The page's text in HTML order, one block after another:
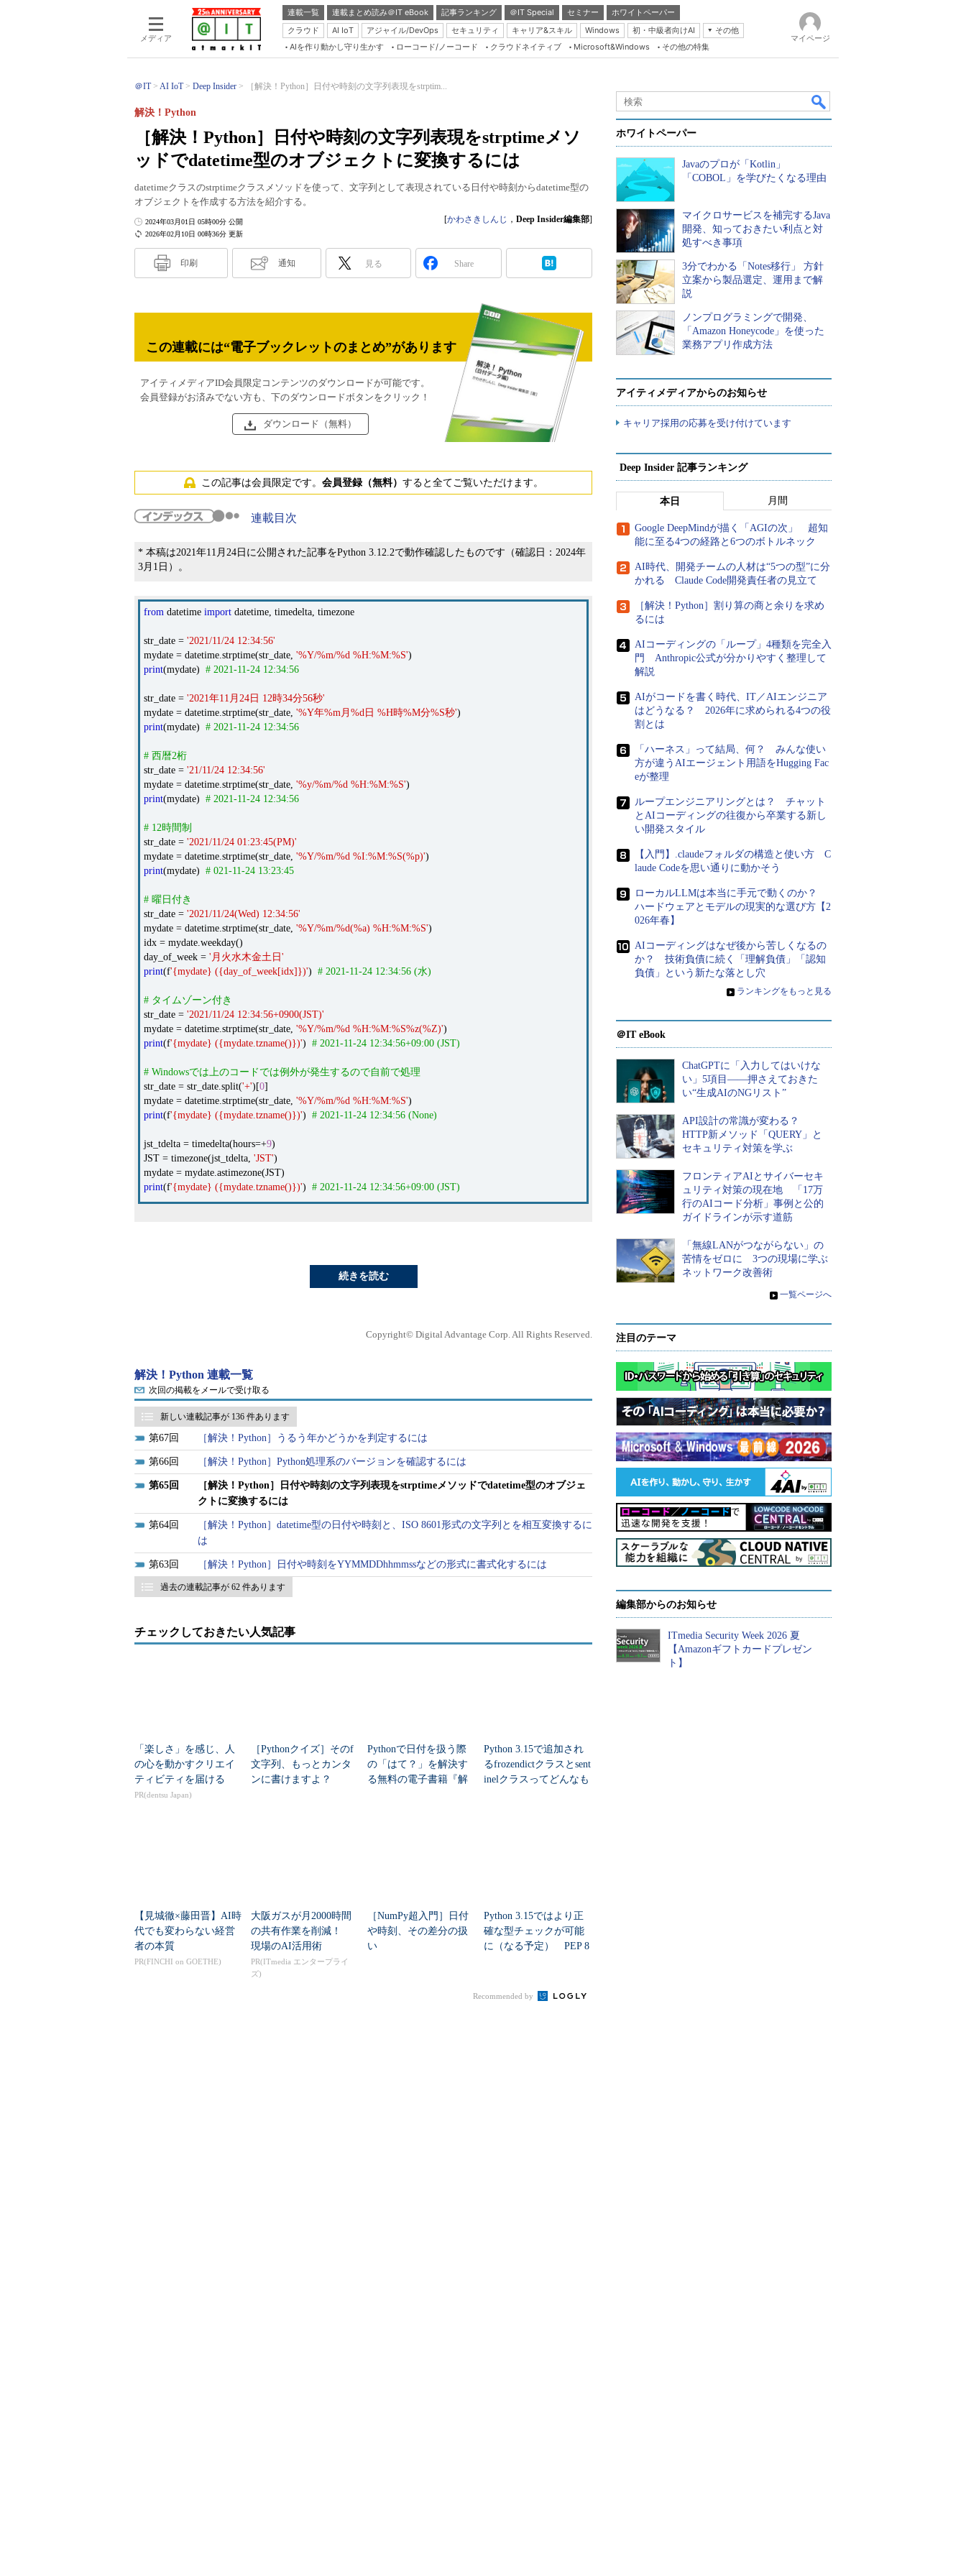
メディア
連載一覧 連載まとめ読み＠IT eBook 記事ランキング ＠IT Special セミナー
ホワイトペーパー
クラウド
AI IoT アジャイル/DevOps セキュリティ キャリア&スキル Windows 初・中級者向けAI
その他
Server & Storage
Java Agile
Database Expert
Linux ＆ OSS
Master of IP Network
ブログ
AIを作り動かし守り生かす ローコード/ノーコード クラウドネイティブ Microsoft&Windows その他の特集
マイページ
＠IT AI IoT Deep Insider ［解決！Python］日付や時刻の文字列表現をstrptim...
［解決！Python］日付や時刻の文字列表現をstrptimeメソ
ッドでdatetime型のオブジェクトに変換するには
解決！Python
datetimeクラスのstrptimeクラスメソッドを使って、文字列として表現されている日付や時刻からdatetime型の
オブジェクトを作成する方法を紹介する。
2026年02月10日 00時36分 更新
2024年03月01日 05時00分 公開 [かわさきしんじ ， Deep Insider編集部]
印刷 通知 見る Share
この連載には“電子ブックレットのまとめ”があります
アイティメディアID会員限定コンテンツのダウンロードが可能です。
会員登録がお済みでない方も、下のダウンロードボタンをクリック！
ダウンロード（無料）
この記事は会員限定です。 会員登録（無料） すると全てご覧いただけます。
連載目次
* 本稿は2021年11月24日に公開された記事をPython 3.12.2で動作確認したものです（確認日：2024年
3月1日）。
from datetime import datetime, timedelta, timezone
str_date = '2021/11/24 12:34:56'
mydate = datetime.strptime(str_date, '%Y/%m/%d %H:%M:%S')
print(mydate) # 2021-11-24 12:34:56
str_date = '2021年11月24日 12時34分56秒'
mydate = datetime.strptime(str_date, '%Y年%m月%d日 %H時%M分%S秒')
print(mydate) # 2021-11-24 12:34:56
# 西暦2桁
str_date = '21/11/24 12:34:56'
mydate = datetime.strptime(str_date, '%y/%m/%d %H:%M:%S')
print(mydate) # 2021-11-24 12:34:56
# 12時間制
str_date = '2021/11/24 01:23:45(PM)'
mydate = datetime.strptime(str_date, '%Y/%m/%d %I:%M:%S(%p)')
print(mydate) # 021-11-24 13:23:45
# 曜日付き
str_date = '2021/11/24(Wed) 12:34:56'
mydate = datetime.strptime(str_date, '%Y/%m/%d(%a) %H:%M:%S')
idx = mydate.weekday()
day_of_week = '月火水木金土日'
print(f'{mydate} ({day_of_week[idx]})') # 2021-11-24 12:34:56 (水)
# タイムゾーン付き
str_date = '2021/11/24 12:34:56+0900(JST)'
mydate = datetime.strptime(str_date, '%Y/%m/%d %H:%M:%S%z(%Z)')
print(f'{mydate} ({mydate.tzname()})') # 2021-11-24 12:34:56+09:00 (JST)
# Windowsでは上のコードでは例外が発生するので自前で処理
str_date = str_date.split('+')[0]
mydate = datetime.strptime(str_date, '%Y/%m/%d %H:%M:%S')
print(f'{mydate} ({mydate.tzname()})') # 2021-11-24 12:34:56 (None)
jst_tdelta = timedelta(hours=+9)
JST = timezone(jst_tdelta, 'JST')
mydate = mydate.astimezone(JST)
print(f'{mydate} ({mydate.tzname()})') # 2021-11-24 12:34:56+09:00 (JST)
続きを読む
Copyright© Digital Advantage Corp. All Rights Reserved.
解決！Python 連載一覧
次回の掲載をメールで受け取る
新しい連載記事が 136 件あります
67 ［解決！Python］うるう年かどうかを判定するには
66 ［解決！Python］Python処理系のバージョンを確認するには
65
［解決！Python］日付や時刻の文字列表現をstrptimeメソッドでdatetime型のオブジェ
クトに変換するには
64
［解決！Python］datetime型の日付や時刻と、ISO 8601形式の文字列とを相互変換するに
は
63 ［解決！Python］日付や時刻をYYMMDDhhmmssなどの形式に書式化するには
過去の連載記事が 62 件あります
チェックしておきたい人気記事
「楽しさ」を感じ、人
の心を動かすクリエイ
ティビティを届ける
PR(dentsu Japan)
［Pythonクイズ］そのf
文字列、もっとカンタ
ンに書けますよ？
Pythonで日付を扱う際
の「はて？」を解決す
る無料の電子書籍『解
Python 3.15で追加され
るfrozendictクラスとsent
inelクラスってどんなも
【見城徹×藤田晋】AI時
代でも変わらない経営
者の本質
PR(FINCHI on GOETHE)
大阪ガスが月2000時間
の共有作業を削減！
現場のAI活用術
PR(ITmedia エンタープライ
ズ)
［NumPy超入門］日付
や時刻、その差分の扱
い
Python 3.15ではより正
確な型チェックが可能
に（なる予定） PEP 8
Recommended by
ホワイトペーパー
Javaのプロが「Kotlin」
「COBOL」を学びたくなる理由
マイクロサービスを補完するJava
開発、知っておきたい利点と対
処すべき事項
3分でわかる「Notes移行」 方針
立案から製品選定、運用まで解
説
ノンプログラミングで開発、
「Amazon Honeycode」を使った
業務アプリ作成方法
アイティメディアからのお知らせ
キャリア採用の応募を受け付けています
Deep Insider 記事ランキング
本日 月間
Google DeepMindが描く「AGIの次」 超知
能に至る4つの経路と6つのボトルネック
AI時代、開発チームの人材は“5つの型”に分
かれる Claude Code開発責任者の見立て
［解決！Python］割り算の商と余りを求め
るには
AIコーディングの「ループ」4種類を完全入
門 Anthropic公式が分かりやすく整理して
解説
AIがコードを書く時代、IT／AIエンジニア
はどうなる？ 2026年に求められる4つの役
割とは
「ハーネス」って結局、何？ みんな使い
方が違うAIエージェント用語をHugging Fac
eが整理
ループエンジニアリングとは？ チャット
とAIコーディングの往復から卒業する新し
い開発スタイル
【入門】.claudeフォルダの構造と使い方 C
laude Codeを思い通りに動かそう
ローカルLLMは本当に手元で動くのか？
ハードウェアとモデルの現実的な選び方【2
026年春】
AIコーディングはなぜ後から苦しくなるの
か？ 技術負債に続く「理解負債」「認知
負債」という新たな落とし穴
» ランキングをもっと見る
＠IT eBook
ChatGPTに「入力してはいけな
い」5項目――押さえておきた
い“生成AIのNGリスト”
API設計の常識が変わる？
HTTP新メソッド「QUERY」と
セキュリティ対策を学ぶ
フロンティアAIとサイバーセキ
ュリティ対策の現在地 「17万
行のAIコード分析」事例と公的
ガイドラインが示す道筋
「無線LANがつながらない」の
苦情をゼロに 3つの現場に学ぶ
ネットワーク改善術
» 一覧ページへ
注目のテーマ
編集部からのお知らせ
ITmedia Security Week 2026 夏
【Amazonギフトカードプレゼン
ト】